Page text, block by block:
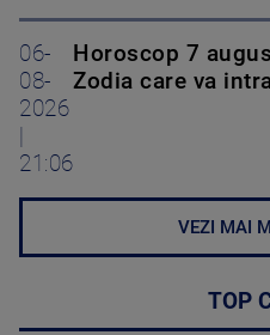
06-
08-
2026
21:06
Horoscop 7
Zodia care va
VEZI MAI
TOP